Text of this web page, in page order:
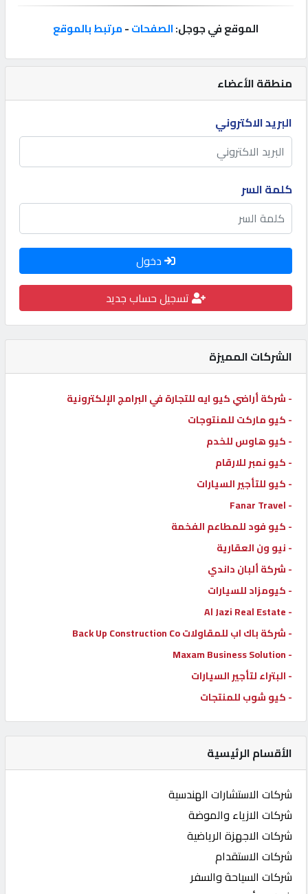
إعلانات
المنتدى
كيو
مزاد
كيو
نمبر
كارز
كيو
ماركت
الدليل
القطري
POWERED
QHOST
منطقة الأعضاء
البريد الاكتروني
كلمة السر
دخول
تسجيل حساب جديد
الشركات المميزة
- شركة أراضي كيو ايه للتجارة في البرامج الإلكترونية
- كيو ماركت للمنتوجات
- كيو هاوس للخدم
- كيو نمبر للارقام
- كيو للتأجير السيارات
- Fanar Travel
- كيو فود للمطاعم الفخمة
- نيو ون العقارية
- شركة ألبان داندي
- كيومزاد للسيارات
- Al Jazi Real Estate
- شركة باك اب للمقاولات Back Up Construction Co
- Maxam Business Solution
- البتراء لتأجير السيارات
- كيو شوب للمنتجات
الأقسام الرئيسية
شركات الاستشارات الهندسية
شركات الازياء والموضة
شركات الاجهزة الرياضية
شركات الاستقدام
شركات السياحة والسفر
الموقع في جوجل:الصفحات-مرتبط بالموقع